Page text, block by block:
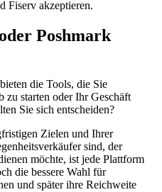
Fiserv akzeptieren.
Poshmark
die Tools, die Sie
zu starten oder Ihr Geschäft
Sie sich entscheiden?
Zielen und Ihrer
sind, der
möchte, ist jede Plattform
die bessere Wahl für
und später ihre Reichweite